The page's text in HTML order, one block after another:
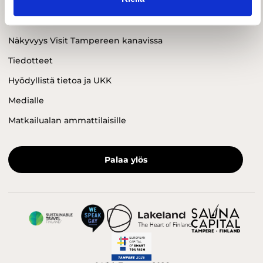
Näkyvyys Visit Tampereen kanavissa
Tiedotteet
Hyödyllistä tietoa ja UKK
Medialle
Matkailualan ammattilaisille
Palaa ylös